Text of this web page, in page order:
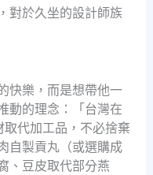
對於久坐的設計師族
快樂，而是想帶他一
動的理念：「台灣在
代加工品，不必捨棄
自製貢丸（或選購成
、豆皮取代部分燕